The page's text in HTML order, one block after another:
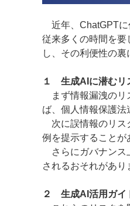
近年、ChatGPTに
従来多くの時間を要
し、その利便性の裏
１ 生成AI に潜むリ
まず情報漏洩のリ
ば、個人情報保護法
次に誤情報のリス
例を提示することが
さらにガバナンス
されるおそれがあり
２ 生成AI 活用ガイ